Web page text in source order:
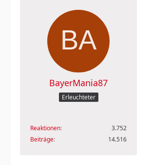
BayerMania87
Erleuchteter
Reaktionen
3.752
Beiträge
14.516